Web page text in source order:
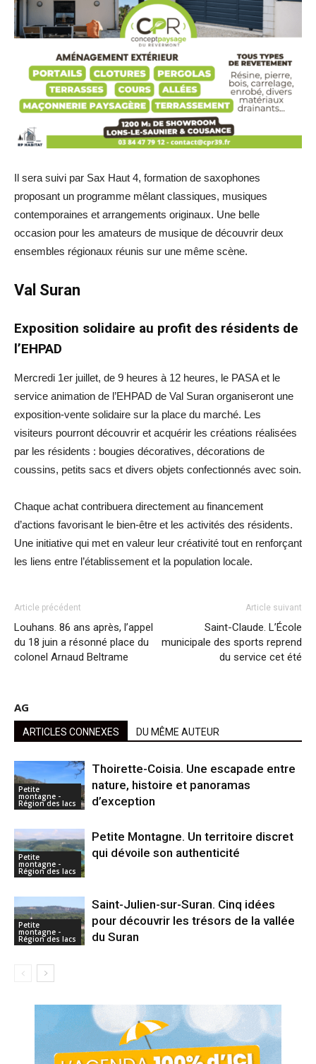
Il sera suivi par Sax Haut 4, formation de saxophones
proposant un programme mêlant classiques, musiques
contemporaines et arrangements originaux. Une belle
occasion pour les amateurs de musique de découvrir deux
ensembles régionaux réunis sur une même scène.
Val Suran
Exposition solidaire au profit des résidents de
l’EHPAD
Mercredi 1er juillet, de 9 heures à 12 heures, le PASA et le
service animation de l’EHPAD de Val Suran organiseront une
exposition-vente solidaire sur la place du marché. Les
visiteurs pourront découvrir et acquérir les créations réalisées
par les résidents : bougies décoratives, décorations de
coussins, petits sacs et divers objets confectionnés avec soin.
Chaque achat contribuera directement au financement
d’actions favorisant le bien-être et les activités des résidents.
Une initiative qui met en valeur leur créativité tout en renforçant
les liens entre l’établissement et la population locale.
Article précédent
Louhans. 86 ans après, l’appel
du 18 juin a résonné place du
colonel Arnaud Beltrame
Article suivant
Saint-Claude. L’École
municipale des sports reprend
du service cet été
AG
ARTICLES CONNEXES DU MÊME AUTEUR
Petite
montagne -
Région des lacs
Thoirette-Coisia. Une escapade entre
nature, histoire et panoramas
d’exception
Petite
montagne -
Région des lacs
Petite Montagne. Un territoire discret
qui dévoile son authenticité
Petite
montagne -
Région des lacs
Saint-Julien-sur-Suran. Cinq idées
pour découvrir les trésors de la vallée
du Suran